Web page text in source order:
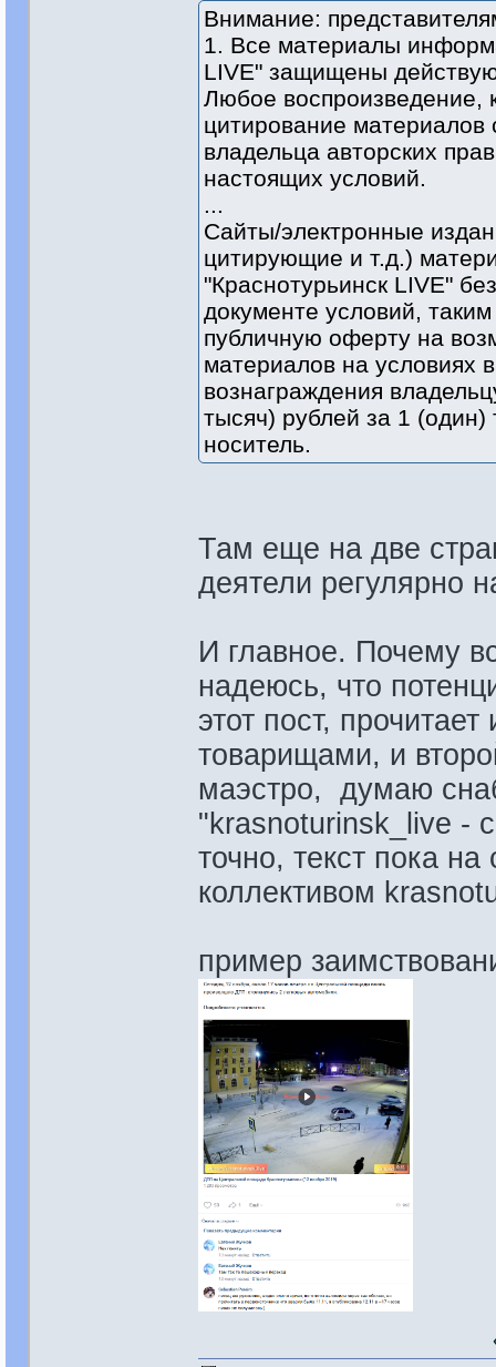
Внимание:
1. Все материалы
LIVE" защищены
Любое воспроизведение,
цитирование
владельца авторских
настоящих условий.
...
Сайты/электронные
цитирующие и т.д.)
"Краснотурьинск LIVE"
документе условий,
публичную оферту на
материалов на условиях
вознаграждения
тысяч) рублей за 1
носитель.
Там еще на две
деятели регулярно
И главное. Почему
надеюсь, что
этот пост,
товарищами, и
маэстро, думаю
"krasnoturinsk_live -
точно, текст пока
коллективом
пример